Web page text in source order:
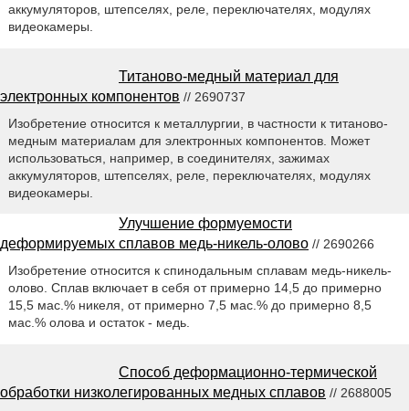
аккумуляторов, штепселях, реле, переключателях, модулях
видеокамеры.
Титаново-медный материал для
электронных компонентов // 2690737
Изобретение относится к металлургии, в частности к титаново-
медным материалам для электронных компонентов. Может
использоваться, например, в соединителях, зажимах
аккумуляторов, штепселях, реле, переключателях, модулях
видеокамеры.
Улучшение формуемости
деформируемых сплавов медь-никель-олово // 2690266
Изобретение относится к спинодальным сплавам медь-никель-
олово. Сплав включает в себя от примерно 14,5 до примерно
15,5 мас.% никеля, от примерно 7,5 мас.% до примерно 8,5
мас.% олова и остаток - медь.
Способ деформационно-термической
обработки низколегированных медных сплавов // 2688005